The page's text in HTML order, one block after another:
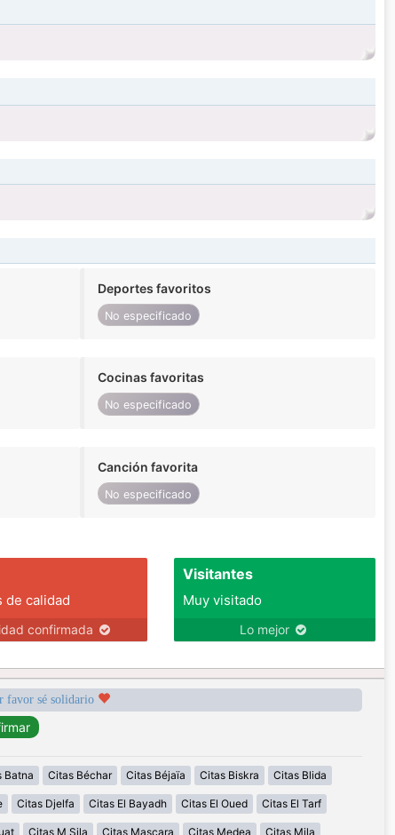
Deportes favoritos
No especificado
Cocinas favoritas
No especificado
Canción favorita
No especificado
de calidad
confirmada
Visitantes
Muy visitado
Lo mejor
favor sé solidario
Batna Citas Béchar Citas Béjaïa Citas Biskra Citas Blida
Citas Djelfa Citas El Bayadh Citas El Oued Citas El Tarf
Citas M Sila Citas Mascara Citas Medea Citas Mila